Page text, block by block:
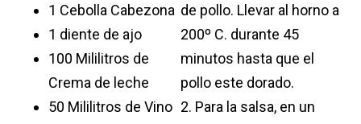
1 Cebolla Cabezona
1 diente de ajo
100 Mililitros de
Crema de leche
50 Mililitros de Vino
de pollo. Llevar al horno a
200º C. durante 45
minutos hasta que el
pollo este dorado.
2. Para la salsa, en un